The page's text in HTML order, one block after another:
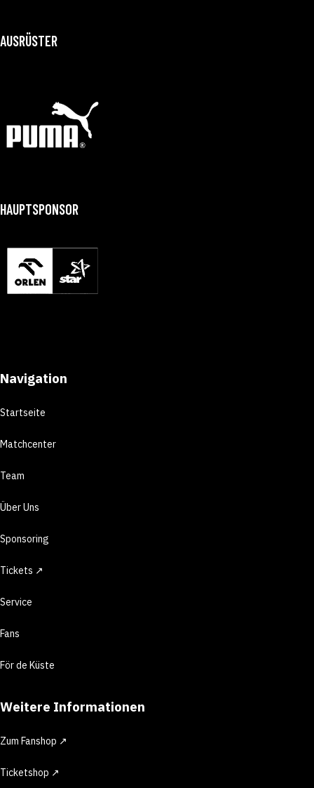
AUSRÜSTER
HAUPTSPONSOR
Navigation
Startseite
Matchcenter
Team
Über Uns
Sponsoring
Tickets ↗
Service
Fans
För de Küste
Weitere Informationen
Zum Fanshop ↗
Ticketshop ↗